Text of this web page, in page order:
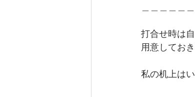
打合せ時は
用意しておき
私の机上は